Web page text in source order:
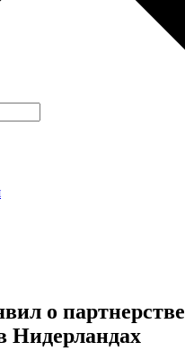
о партнерстве
Нидерландах